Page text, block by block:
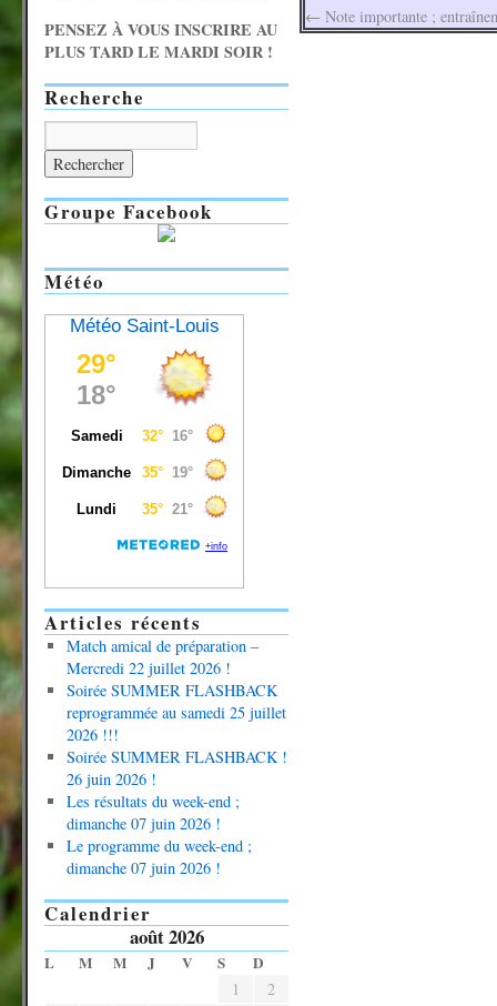
← Note importante ;
PENSEZ À VOUS INSCRIRE AU
PLUS TARD LE MARDI SOIR !
Recherche
Groupe Facebook
Météo
Météo Saint-Louis
Articles récents
Match amical de préparation –
Mercredi 22 juillet 2026 !
Soirée SUMMER FLASHBACK
reprogrammée au samedi 25 juillet
2026 !!!
Soirée SUMMER FLASHBACK !
26 juin 2026 !
Les résultats du week-end ;
dimanche 07 juin 2026 !
Le programme du week-end ;
dimanche 07 juin 2026 !
Calendrier
août 2026
L M M J V S D
1
2